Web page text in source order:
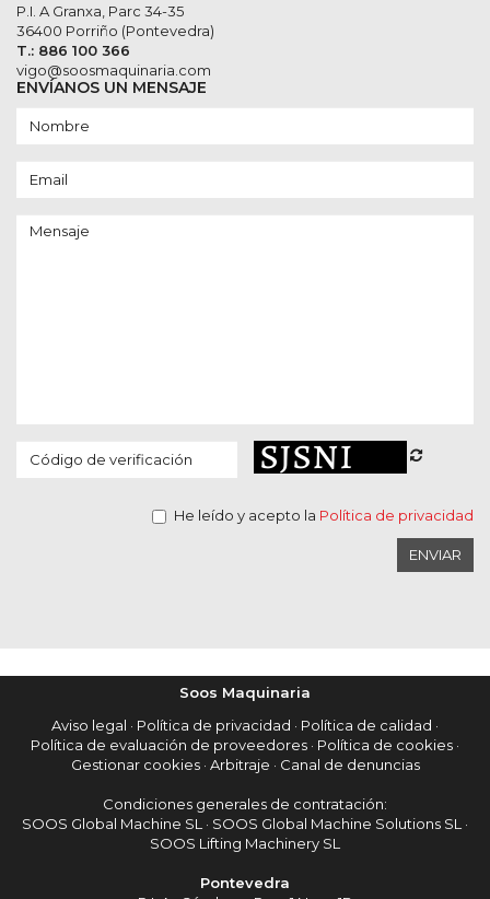
P.I. A Granxa, Parc 34-35
36400 Porriño (Pontevedra)
T.: 886 100 366
vigo@soosmaquinaria.com
ENVÍANOS UN MENSAJE
He leído y acepto la Política de privacidad
ENVIAR
Soos Maquinaria
Aviso legal · Política de privacidad · Política de calidad ·
Política de evaluación de proveedores · Política de cookies ·
Gestionar cookies· Arbitraje · Canal de denuncias
Condiciones generales de contratación:
SOOS Global Machine SL · SOOS Global Machine Solutions SL ·
SOOS Lifting Machinery SL
Pontevedra